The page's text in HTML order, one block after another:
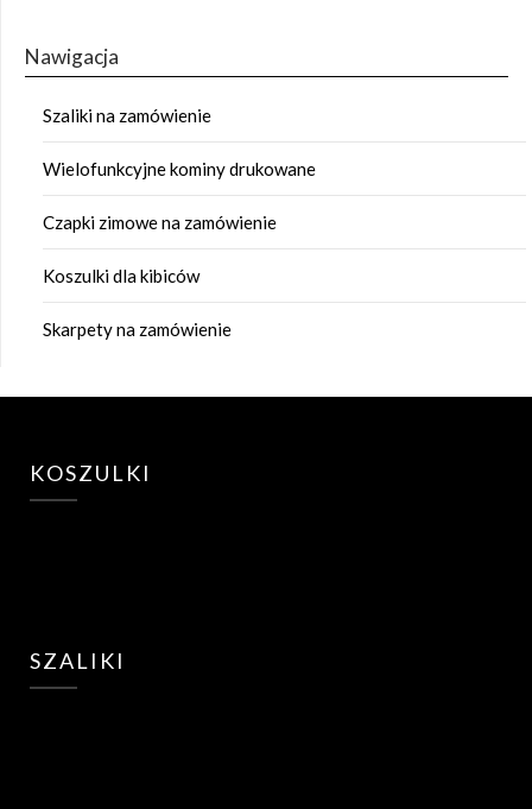
Nawigacja
Szaliki na zamówienie
Wielofunkcyjne kominy drukowane
Czapki zimowe na zamówienie
Koszulki dla kibiców
Skarpety na zamówienie
KOSZULKI
SZALIKI